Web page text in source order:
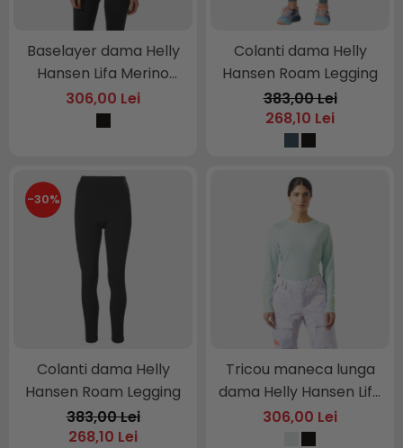
Baselayer dama Helly
Hansen Lifa Merino
Midw B
306,00 Lei
Colanti dama Helly
Hansen Roam Legging
383,00 Lei
268,10 Lei
-30%
Colanti dama Helly
Hansen Roam Legging
383,00 Lei
268,10 Lei
Tricou maneca lunga
dama Helly Hansen Lifa
Active Crew
306,00 Lei